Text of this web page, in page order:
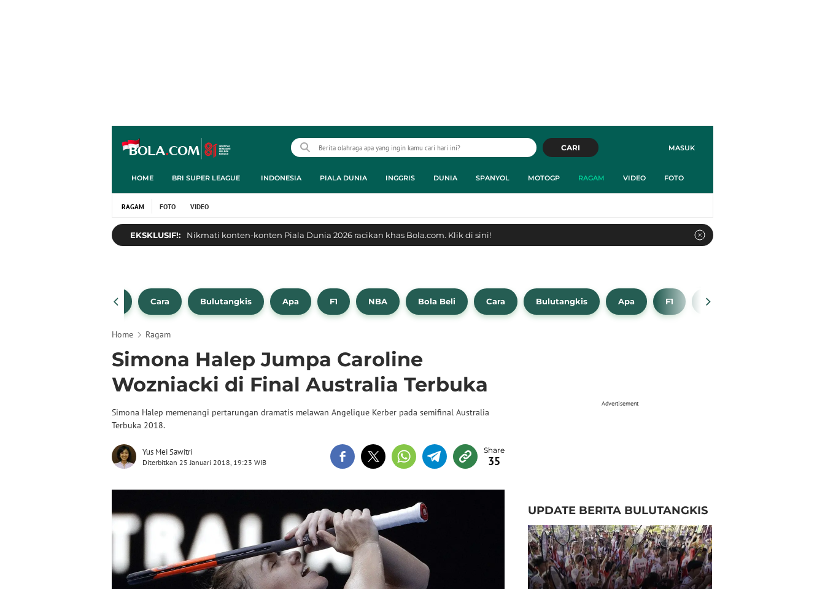
MASUK
CARI
HOME BRI SUPER LEAGUE INDONESIA PIALA DUNIA INGGRIS DUNIA SPANYOL MOTOGP RAGAM VIDEO FOTO
RAGAM FOTO VIDEO
EKSKLUSIF!: Nikmati konten-konten Piala Dunia 2026 racikan khas Bola.com. Klik di sini!
Bola Beli Cara Bulutangkis Apa F1 NBA Bola Beli Cara Bulutangkis Apa F1 NBA
Home Ragam
Simona Halep Jumpa Caroline
Wozniacki di Final Australia Terbuka
Simona Halep memenangi pertarungan dramatis melawan Angelique Kerber pada semifinal Australia
Terbuka 2018.
Yus Mei Sawitri
Diterbitkan 25 Januari 2018, 19:23 WIB 35
Advertisement
UPDATE BERITA BULUTANGKIS